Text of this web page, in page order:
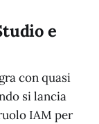
e
con quasi
si lancia
IAM per